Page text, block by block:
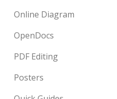
Online Diagram
OpenDocs
PDF Editing
Posters